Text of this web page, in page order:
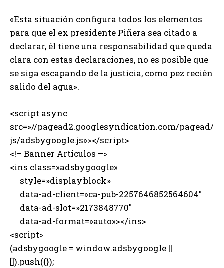
«Esta situación configura todos los elementos
para que el ex presidente Piñera sea citado a
declarar, él tiene una responsabilidad que queda
clara con estas declaraciones, no es posible que
se siga escapando de la justicia, como pez recién
salido del agua».
<script async
src=»//pagead2.googlesyndication.com/pagead/
js/adsbygoogle.js»></script>
<!– Banner Articulos –>
<ins class=»adsbygoogle»
style=»display:block»
data-ad-client=»ca-pub-2257646852564604″
data-ad-slot=»2173848770″
data-ad-format=»auto»></ins>
<script>
(adsbygoogle = window.adsbygoogle ||
[]).push({});